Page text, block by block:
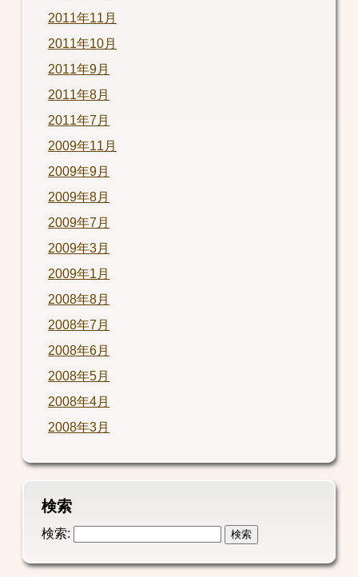
2011年11月
2011年10月
2011年9月
2011年8月
2011年7月
2009年11月
2009年9月
2009年8月
2009年7月
2009年3月
2009年1月
2008年8月
2008年7月
2008年6月
2008年5月
2008年4月
2008年3月
検索
検索: